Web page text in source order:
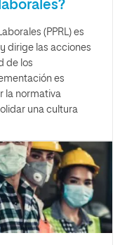
(PPRL) es
dirige las acciones
de los
es
la normativa
una cultura